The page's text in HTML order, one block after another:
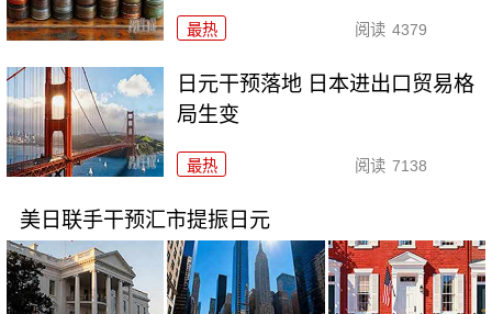
最热 阅读 4379
日元干预落地 日本进出口贸易格
局生变
最热 阅读 7138
美日联手干预汇市提振日元